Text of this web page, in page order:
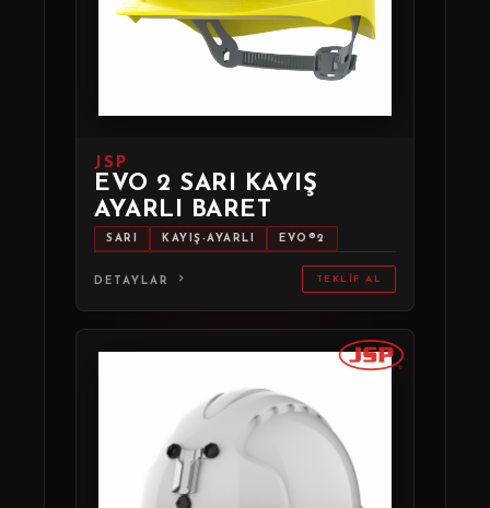
JSP
EVO 2 SARI KAYIŞ
AYARLI BARET
SARI KAYIŞ-AYARLI EVO®2
DETAYLAR TEKLIF AL